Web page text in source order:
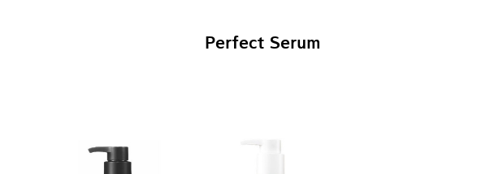
Perfect Serum